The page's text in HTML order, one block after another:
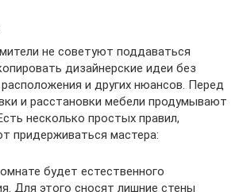
не советуют поддаваться
дизайнерские идеи без
и других нюансов. Перед
и расстановки мебели продумывают
несколько простых правил,
придерживаться мастера:
будет естественного
Для этого сносят лишние стены